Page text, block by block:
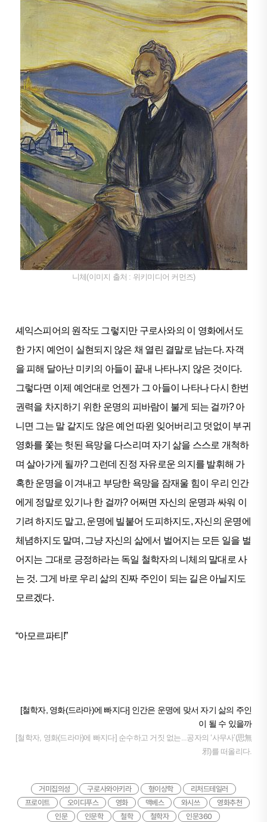
니체(이미지 출처 : 위키미디어 커먼즈)
셰익스피어의 원작도 그렇지만 구로사와의 이 영화에서도
한 가지 예언이 실현되지 않은 채 열린 결말로 남는다. 자객
을 피해 달아난 미키의 아들이 끝내 나타나지 않은 것이다.
그렇다면 이제 예언대로 언젠가 그 아들이 나타나 다시 한번
권력을 차지하기 위한 운명의 피바람이 불게 되는 걸까? 아
니면 그는 말 같지도 않은 예언 따윈 잊어버리고 덧없이 부귀
영화를 쫓는 헛된 욕망을 다스리며 자기 삶을 스스로 개척하
며 살아가게 될까? 그런데 진정 자유로운 의지를 발휘해 가
혹한 운명을 이겨내고 부당한 욕망을 잠재울 힘이 우리 인간
에게 정말로 있기나 한 걸까? 어쩌면 자신의 운명과 싸워 이
기려 하지도 말고, 운명에 빌붙어 도피하지도, 자신의 운명에
체념하지도 말며, 그냥 자신의 삶에서 벌어지는 모든 일을 벌
어지는 그대로 긍정하라는 독일 철학자의 니체의 말대로 사
는 것. 그게 바로 우리 삶의 진짜 주인이 되는 길은 아닐지도
모르겠다.
“아모르파티!”
[철학자, 영화(드라마)에 빠지다] 인간은 운명에 맞서 자기 삶의 주인
이 될 수 있을까
[철학자, 영화(드라마)에 빠지다] 순수하고 거짓 없는...공자의 ‘사무사’(思無
邪)를 떠올리다.
거미집의성 구로사와아키라 형이상학
리처드테일러
프로이트
오이디푸스 영화 맥베스 와시쓰
영화추천
인문
인문학 철학 철학자
인문360